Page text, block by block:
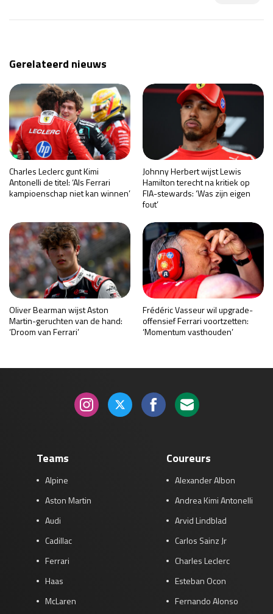
Gerelateerd nieuws
Charles Leclerc gunt Kimi
Antonelli de titel: ‘Als Ferrari
kampioenschap niet kan winnen’
Johnny Herbert wijst Lewis
Hamilton terecht na kritiek op
FIA-stewards: ‘Was zijn eigen
fout’
Oliver Bearman wijst Aston
Martin-geruchten van de hand:
‘Droom van Ferrari’
Frédéric Vasseur wil upgrade-
offensief Ferrari voortzetten:
‘Momentum vasthouden’
Teams
Alpine
Aston Martin
Audi
Cadillac
Ferrari
Haas
McLaren
Coureurs
Alexander Albon
Andrea Kimi Antonelli
Arvid Lindblad
Carlos Sainz Jr
Charles Leclerc
Esteban Ocon
Fernando Alonso